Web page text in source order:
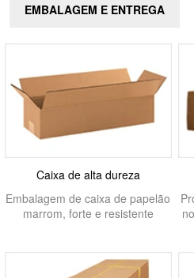
EMBALAGEM E ENTREGA
Caixa de alta dureza
Embalagem de caixa de papelão
marrom, forte e resistente